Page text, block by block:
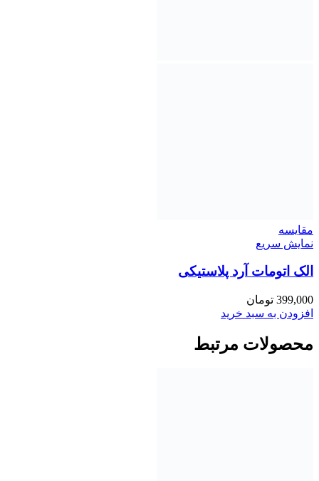
مقايسه
نمایش سریع
الک اتومات آرد پلاستیکی
399,000 تومان
افزودن به سبد خرید
محصولات مرتبط